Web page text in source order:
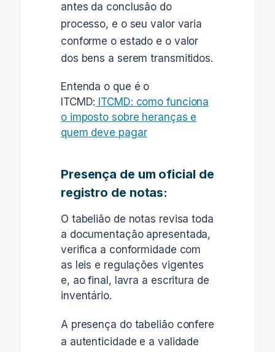
antes da conclusão do
processo, e o seu valor varia
conforme o estado e o valor
dos bens a serem transmitidos.
Entenda o que é o
ITCMD: ITCMD: como funciona
o imposto sobre heranças e
quem deve pagar
Presença de um oficial de
registro de notas:
O tabelião de notas revisa toda
a documentação apresentada,
verifica a conformidade com
as leis e regulações vigentes
e, ao final, lavra a escritura de
inventário.
A presença do tabelião confere
a autenticidade e a validade